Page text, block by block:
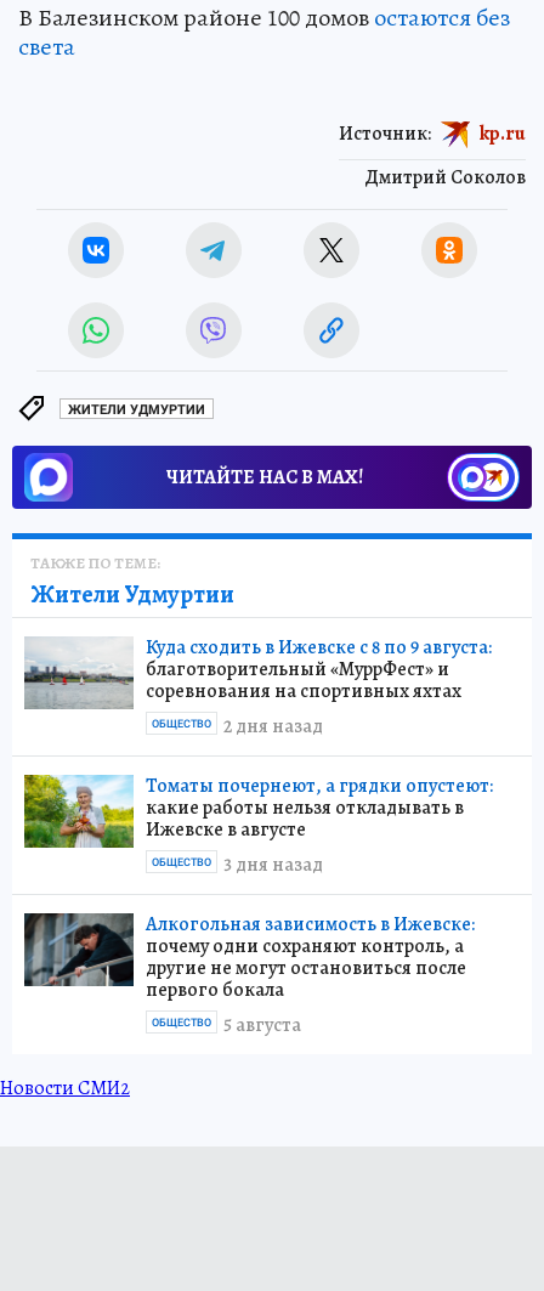
В Балезинском районе 100 домовостаются без
света
Дмитрий Соколов
Источник: kp.ru
ЖИТЕЛИ УДМУРТИИ
ЧИТАЙТЕ НАС В МАХ!
ТАКЖЕ ПО ТЕМЕ:
Жители Удмуртии
Куда сходить в Ижевске с 8 по 9 августа:
благотворительный «МуррФест» и
соревнования на спортивных яхтах
2 дня назад
ОБЩЕСТВО
Томаты почернеют, а грядки опустеют:
какие работы нельзя откладывать в
Ижевске в августе
3 дня назад
ОБЩЕСТВО
Алкогольная зависимость в Ижевске:
почему одни сохраняют контроль, а
другие не могут остановиться после
первого бокала
5 августа
ОБЩЕСТВО
Новости СМИ2